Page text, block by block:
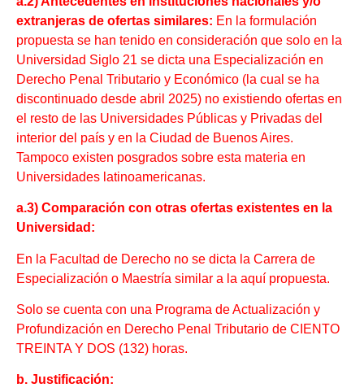
extranjeras de ofertas similares: En la formulación
propuesta se han tenido en consideración que solo en la
Universidad Siglo 21 se dicta una Especialización en
Derecho Penal Tributario y Económico (la cual se ha
discontinuado desde abril 2025) no existiendo ofertas en
el resto de las Universidades Públicas y Privadas del
interior del país y en la Ciudad de Buenos Aires.
Tampoco existen posgrados sobre esta materia en
Universidades latinoamericanas.
a.3) Comparación con otras ofertas existentes en la
Universidad:
En la Facultad de Derecho no se dicta la Carrera de
Especialización o Maestría similar a la aquí propuesta.
Solo se cuenta con una Programa de Actualización y
Profundización en Derecho Penal Tributario de CIENTO
TREINTA Y DOS (132) horas.
b. Justificación: